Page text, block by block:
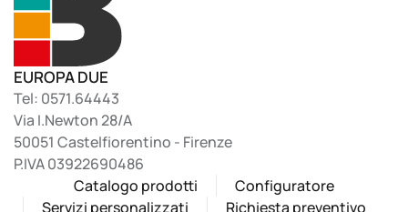
EUROPA DUE
Tel: 0571.64443
Via I.Newton 28/A
50051 Castelfiorentino - Firenze
P.IVA 03922690486
Catalogo prodotti
Configuratore
Servizi personalizzati
Richiesta preventivo